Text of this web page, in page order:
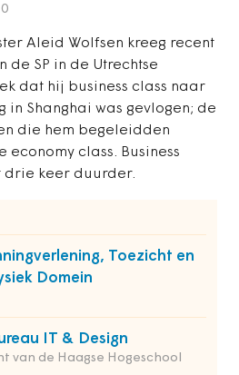
Aleid Wolfsen kreeg recent
de SP in de Utrechtse
dat hij business class naar
Shanghai was gevlogen; de
die hem begeleidden
class. Business
drie keer duurder.
Toezicht en
Domein
IT & Design
van de Haagse Hogeschool